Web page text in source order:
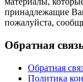
принадлежащие
пожалуйста,
Обратная
Обратная
Политика